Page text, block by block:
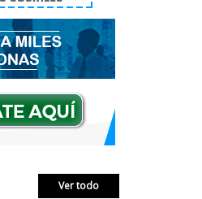
es el Marketing de
o el
de IEO
No Comments
PLUS FORTE
para
tu entorno
Ver todo